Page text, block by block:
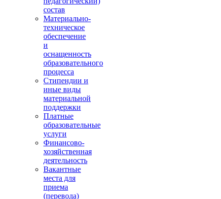
состав
Материально-
техническое
обеспечение
и
оснащенность
образовательного
процесса
Стипендии и
иные виды
материальной
поддержки
Платные
образовательные
услуги
Финансово-
хозяйственная
деятельность
Вакантные
места для
приема
(перевода)